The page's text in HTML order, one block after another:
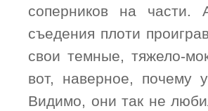
соперников на
съедения плоти
свои темные, тяжело-
вот, наверное, почему
Видимо, они так не